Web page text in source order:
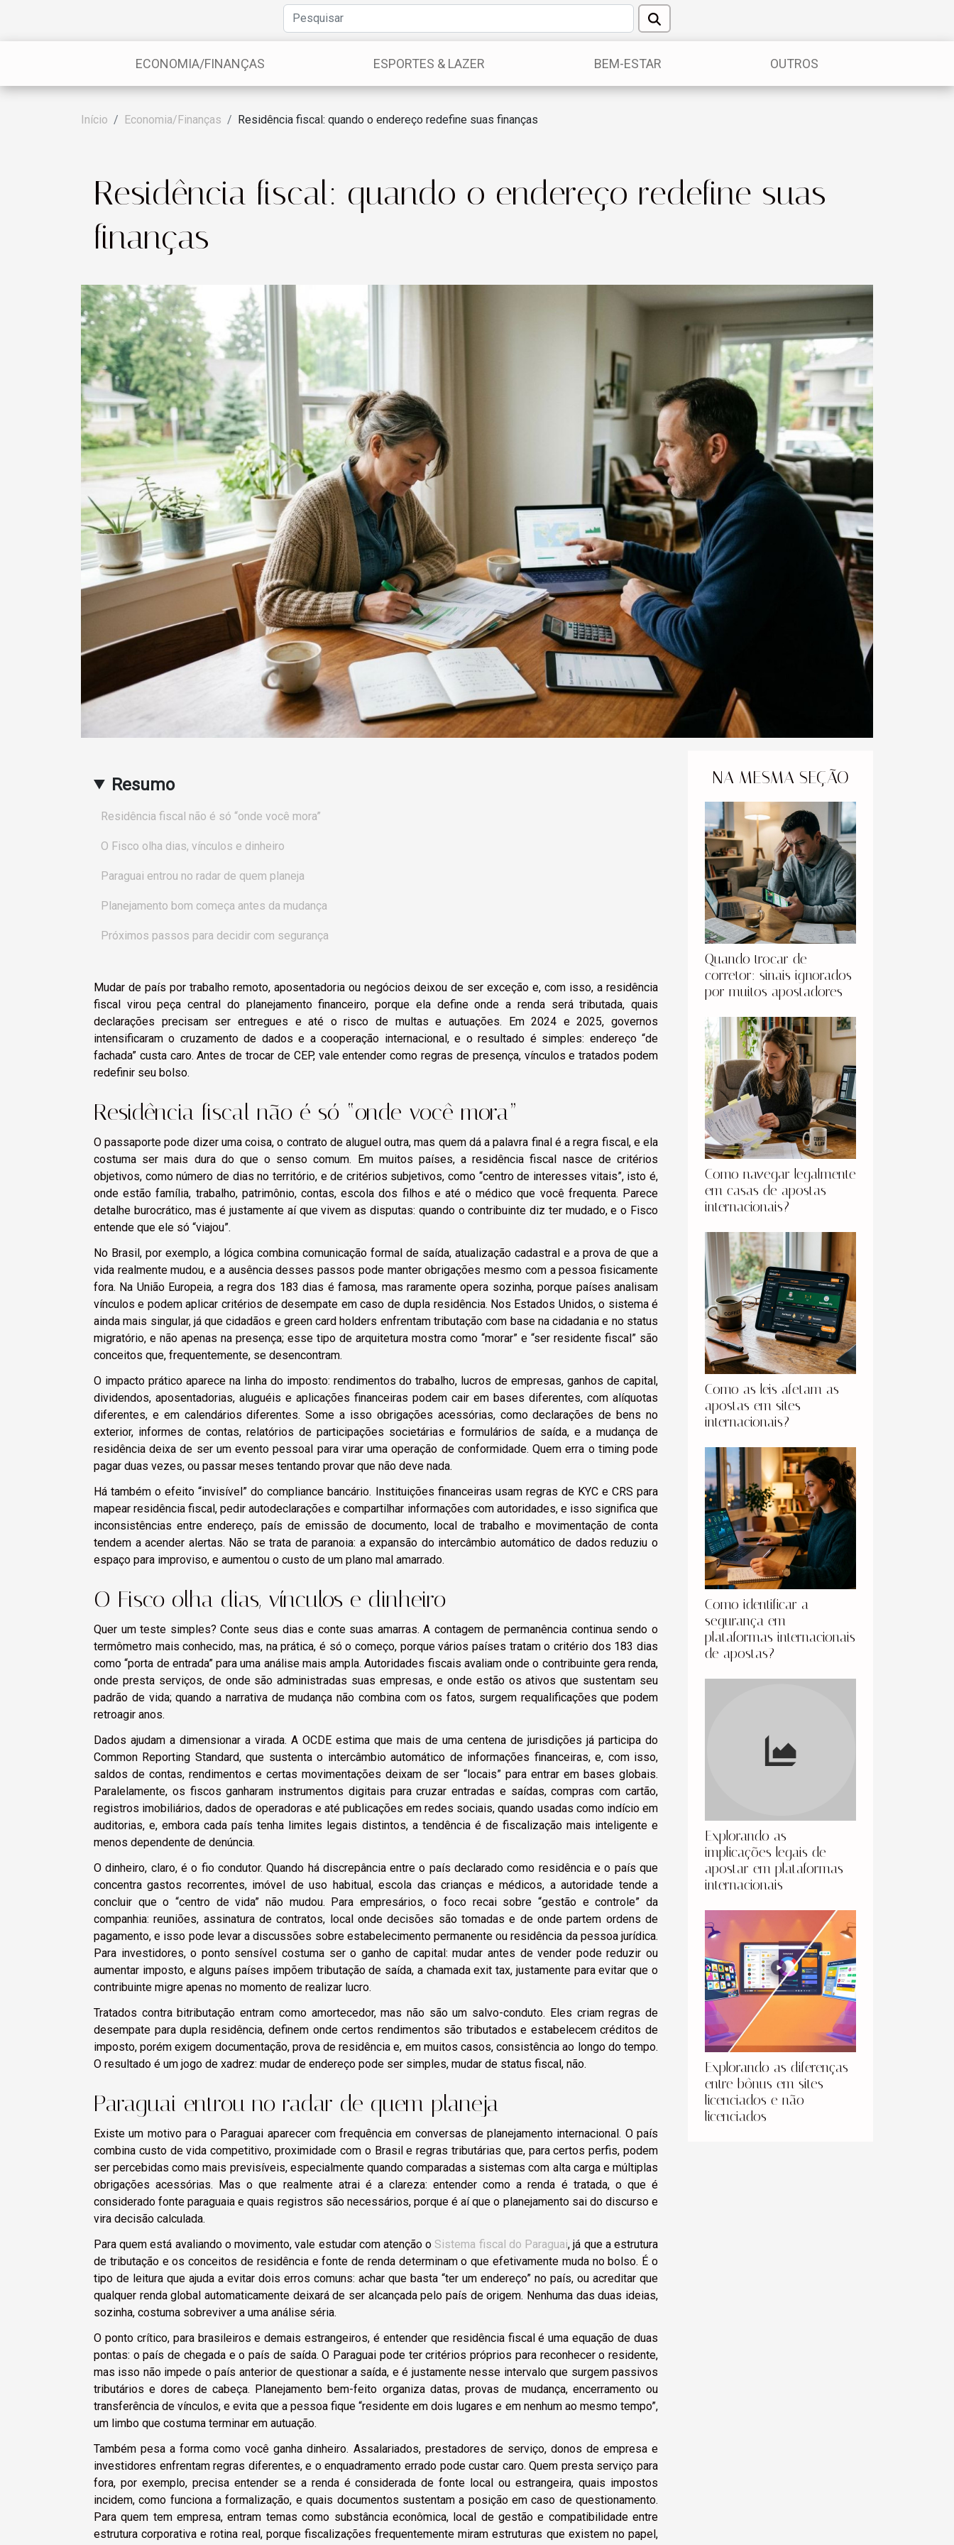
ECONOMIA/FINANÇAS ESPORTES & LAZER BEM-ESTAR OUTROS
Início Economia/Finanças Residência fiscal: quando o endereço redefine suas finanças
Residência fiscal: quando o endereço redefine suas
finanças
Resumo
Residência fiscal não é só “onde você mora”
O Fisco olha dias, vínculos e dinheiro
Paraguai entrou no radar de quem planeja
Planejamento bom começa antes da mudança
Próximos passos para decidir com segurança
Mudar de país por trabalho remoto, aposentadoria ou negócios deixou de ser exceção e, com isso, a residência
fiscal virou peça central do planejamento financeiro, porque ela define onde a renda será tributada, quais
declarações precisam ser entregues e até o risco de multas e autuações. Em 2024 e 2025, governos
intensificaram o cruzamento de dados e a cooperação internacional, e o resultado é simples: endereço “de
fachada” custa caro. Antes de trocar de CEP, vale entender como regras de presença, vínculos e tratados podem
redefinir seu bolso.
Residência fiscal não é só “onde você mora”
O passaporte pode dizer uma coisa, o contrato de aluguel outra, mas quem dá a palavra final é a regra fiscal, e ela
costuma ser mais dura do que o senso comum. Em muitos países, a residência fiscal nasce de critérios
objetivos, como número de dias no território, e de critérios subjetivos, como “centro de interesses vitais”, isto é,
onde estão família, trabalho, patrimônio, contas, escola dos filhos e até o médico que você frequenta. Parece
detalhe burocrático, mas é justamente aí que vivem as disputas: quando o contribuinte diz ter mudado, e o Fisco
entende que ele só “viajou”.
No Brasil, por exemplo, a lógica combina comunicação formal de saída, atualização cadastral e a prova de que a
vida realmente mudou, e a ausência desses passos pode manter obrigações mesmo com a pessoa fisicamente
fora. Na União Europeia, a regra dos 183 dias é famosa, mas raramente opera sozinha, porque países analisam
vínculos e podem aplicar critérios de desempate em caso de dupla residência. Nos Estados Unidos, o sistema é
ainda mais singular, já que cidadãos e green card holders enfrentam tributação com base na cidadania e no status
migratório, e não apenas na presença; esse tipo de arquitetura mostra como “morar” e “ser residente fiscal” são
conceitos que, frequentemente, se desencontram.
O impacto prático aparece na linha do imposto: rendimentos do trabalho, lucros de empresas, ganhos de capital,
dividendos, aposentadorias, aluguéis e aplicações financeiras podem cair em bases diferentes, com alíquotas
diferentes, e em calendários diferentes. Some a isso obrigações acessórias, como declarações de bens no
exterior, informes de contas, relatórios de participações societárias e formulários de saída, e a mudança de
residência deixa de ser um evento pessoal para virar uma operação de conformidade. Quem erra o timing pode
pagar duas vezes, ou passar meses tentando provar que não deve nada.
Há também o efeito “invisível” do compliance bancário. Instituições financeiras usam regras de KYC e CRS para
mapear residência fiscal, pedir autodeclarações e compartilhar informações com autoridades, e isso significa que
inconsistências entre endereço, país de emissão de documento, local de trabalho e movimentação de conta
tendem a acender alertas. Não se trata de paranoia: a expansão do intercâmbio automático de dados reduziu o
espaço para improviso, e aumentou o custo de um plano mal amarrado.
O Fisco olha dias, vínculos e dinheiro
Quer um teste simples? Conte seus dias e conte suas amarras. A contagem de permanência continua sendo o
termômetro mais conhecido, mas, na prática, é só o começo, porque vários países tratam o critério dos 183 dias
como “porta de entrada” para uma análise mais ampla. Autoridades fiscais avaliam onde o contribuinte gera renda,
onde presta serviços, de onde são administradas suas empresas, e onde estão os ativos que sustentam seu
padrão de vida; quando a narrativa de mudança não combina com os fatos, surgem requalificações que podem
retroagir anos.
Dados ajudam a dimensionar a virada. A OCDE estima que mais de uma centena de jurisdições já participa do
Common Reporting Standard, que sustenta o intercâmbio automático de informações financeiras, e, com isso,
saldos de contas, rendimentos e certas movimentações deixam de ser “locais” para entrar em bases globais.
Paralelamente, os fiscos ganharam instrumentos digitais para cruzar entradas e saídas, compras com cartão,
registros imobiliários, dados de operadoras e até publicações em redes sociais, quando usadas como indício em
auditorias, e, embora cada país tenha limites legais distintos, a tendência é de fiscalização mais inteligente e
menos dependente de denúncia.
O dinheiro, claro, é o fio condutor. Quando há discrepância entre o país declarado como residência e o país que
concentra gastos recorrentes, imóvel de uso habitual, escola das crianças e médicos, a autoridade tende a
concluir que o “centro de vida” não mudou. Para empresários, o foco recai sobre “gestão e controle” da
companhia: reuniões, assinatura de contratos, local onde decisões são tomadas e de onde partem ordens de
pagamento, e isso pode levar a discussões sobre estabelecimento permanente ou residência da pessoa jurídica.
Para investidores, o ponto sensível costuma ser o ganho de capital: mudar antes de vender pode reduzir ou
aumentar imposto, e alguns países impõem tributação de saída, a chamada exit tax, justamente para evitar que o
contribuinte migre apenas no momento de realizar lucro.
Tratados contra bitributação entram como amortecedor, mas não são um salvo-conduto. Eles criam regras de
desempate para dupla residência, definem onde certos rendimentos são tributados e estabelecem créditos de
imposto, porém exigem documentação, prova de residência e, em muitos casos, consistência ao longo do tempo.
O resultado é um jogo de xadrez: mudar de endereço pode ser simples, mudar de status fiscal, não.
Paraguai entrou no radar de quem planeja
Existe um motivo para o Paraguai aparecer com frequência em conversas de planejamento internacional. O país
combina custo de vida competitivo, proximidade com o Brasil e regras tributárias que, para certos perfis, podem
ser percebidas como mais previsíveis, especialmente quando comparadas a sistemas com alta carga e múltiplas
obrigações acessórias. Mas o que realmente atrai é a clareza: entender como a renda é tratada, o que é
considerado fonte paraguaia e quais registros são necessários, porque é aí que o planejamento sai do discurso e
vira decisão calculada.
Para quem está avaliando o movimento, vale estudar com atenção o Sistema fiscal do Paraguai, já que a estrutura
de tributação e os conceitos de residência e fonte de renda determinam o que efetivamente muda no bolso. É o
tipo de leitura que ajuda a evitar dois erros comuns: achar que basta “ter um endereço” no país, ou acreditar que
qualquer renda global automaticamente deixará de ser alcançada pelo país de origem. Nenhuma das duas ideias,
sozinha, costuma sobreviver a uma análise séria.
O ponto crítico, para brasileiros e demais estrangeiros, é entender que residência fiscal é uma equação de duas
pontas: o país de chegada e o país de saída. O Paraguai pode ter critérios próprios para reconhecer o residente,
mas isso não impede o país anterior de questionar a saída, e é justamente nesse intervalo que surgem passivos
tributários e dores de cabeça. Planejamento bem-feito organiza datas, provas de mudança, encerramento ou
transferência de vínculos, e evita que a pessoa fique “residente em dois lugares e em nenhum ao mesmo tempo”,
um limbo que costuma terminar em autuação.
Também pesa a forma como você ganha dinheiro. Assalariados, prestadores de serviço, donos de empresa e
investidores enfrentam regras diferentes, e o enquadramento errado pode custar caro. Quem presta serviço para
fora, por exemplo, precisa entender se a renda é considerada de fonte local ou estrangeira, quais impostos
incidem, como funciona a formalização, e quais documentos sustentam a posição em caso de questionamento.
Para quem tem empresa, entram temas como substância econômica, local de gestão e compatibilidade entre
estrutura corporativa e rotina real, porque fiscalizações frequentemente miram estruturas que existem no papel,
NA MESMA SEÇÃO
Quando trocar de
corretor: sinais ignorados
por muitos apostadores
Como navegar legalmente
em casas de apostas
internacionais?
Como as leis afetam as
apostas em sites
internacionais?
Como identificar a
segurança em
plataformas internacionais
de apostas?
Explorando as
implicações legais de
apostar em plataformas
internacionais
Explorando as diferenças
entre bônus em sites
licenciados e não
licenciados